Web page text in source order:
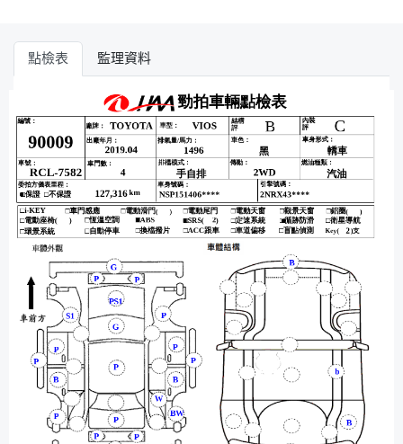
點檢表 監理資料